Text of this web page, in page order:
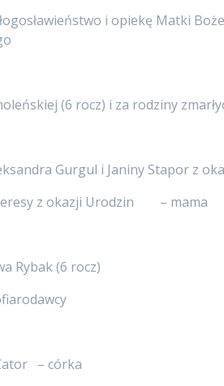
i opiekę Matki
(6 rocz) i za rodziny
Gurgul i Janiny Stapor z
Teresy z okazji Urodzin – mama
Rybak (6 rocz)
– córka